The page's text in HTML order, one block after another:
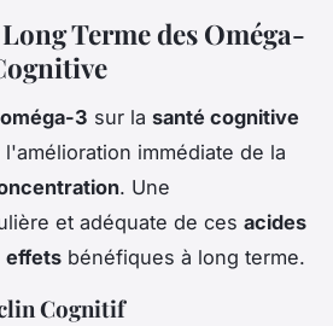
Terme des Oméga-
oméga-3 sur la santé cognitive
immédiate de la
. Une
et adéquate de ces acides
effets bénéfiques à long terme.
Cognitif